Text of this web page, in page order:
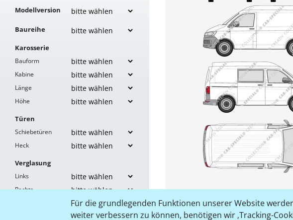
Für die grundlegenden Funktionen unserer Website
weiter verbessern zu können, benötigen wir ‚Tracking-
Modellversion
Baureihe
Karosserie
Bauform
Kabine
Länge
Höhe
Türen
Schiebetüren
Heck
Verglasung
Links
Rechts